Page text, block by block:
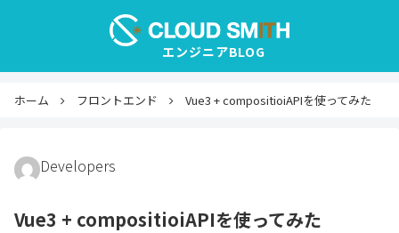
ホーム フロントエンド Vue3 + compositioiAPIを使ってみた
Developers
Vue3 + compositioiAPIを使ってみた